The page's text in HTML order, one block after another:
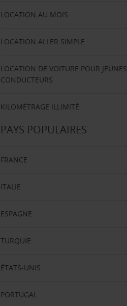
LOCATION AU MOIS
LOCATION ALLER SIMPLE
LOCATION DE VOITURE POUR JEUNES
CONDUCTEURS
KILOMÉTRAGE ILLIMITÉ
PAYS POPULAIRES
FRANCE
ITALIE
ESPAGNE
TURQUIE
ÉTATS-UNIS
PORTUGAL